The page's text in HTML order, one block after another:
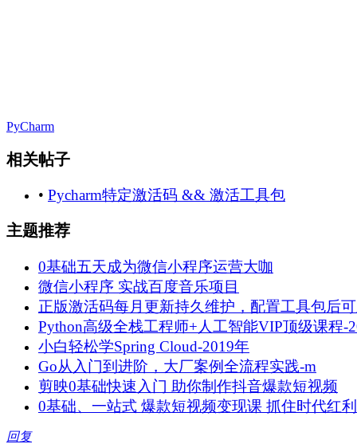
PyCharm
相关帖子
• Pycharm特定激活码 && 激活工具包
主题推荐
0基础五天成为微信小程序运营大咖
微信小程序 实战百度音乐项目
正版激活码每月更新持久维护，配置工具包后
Python高级全栈工程师+人工智能VIP顶级课程-
小白轻松学Spring Cloud-2019年
Go从入门到进阶，大厂案例全流程实践-m
剪映0基础快速入门 助你制作抖音爆款短视频
0基础、一站式 爆款短视频变现课 抓住时代红利
回复